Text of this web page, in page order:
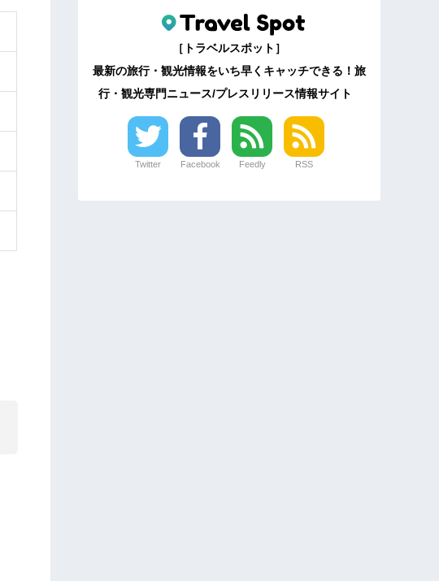
［トラベルスポット］
最新の旅行・観光情報をいち早くキャッチできる！旅
行・観光専門ニュース/プレスリリース情報サイト
Twitter Facebook Feedly RSS